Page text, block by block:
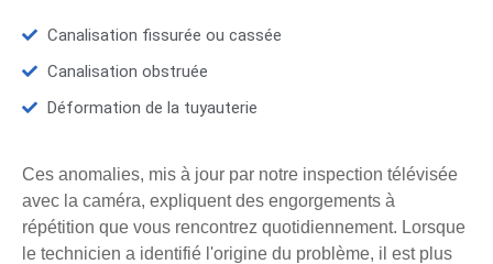
Canalisation fissurée ou cassée
Canalisation obstruée
Déformation de la tuyauterie
Ces anomalies, mis à jour par notre inspection télévisée
avec la caméra, expliquent des engorgements à
répétition que vous rencontrez quotidiennement. Lorsque
le technicien a identifié l'origine du problème, il est plus